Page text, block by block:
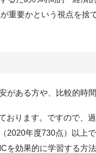
要かという視点を捨
ある方や、比較的時
ります。ですので、
年度730点）以上
効果的に学習する方